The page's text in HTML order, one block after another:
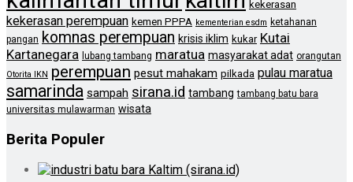
kekerasan
kekerasan perempuan kemen PPPA kementerian esdm ketahanan
pangan komnas perempuan krisis iklim kukar Kutai
Kartanegara lubang tambang maratua masyarakat adat orangutan
Otorita IKN perempuan pesut mahakam pilkada pulau maratua
samarinda sampah sirana.id tambang tambang batu bara
universitas mulawarman wisata
Berita Populer